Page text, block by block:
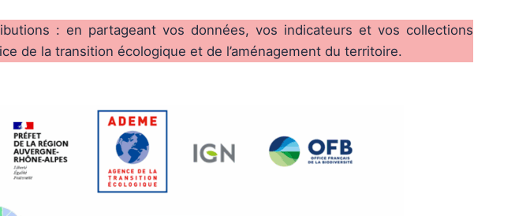
: en partageant vos données, vos indicateurs et vos collections
de la transition écologique et de l’aménagement du territoire.